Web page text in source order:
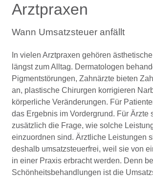
Arztpraxen
Wann Umsatzsteuer anfällt
In vielen Arztpraxen gehören
längst zum Alltag. Dermatologen
Pigmentstörungen, Zahnärzte bieten
an, plastische Chirurgen korrigieren
körperliche Veränderungen. Für
das Ergebnis im Vordergrund. Für Ärzte
zusätzlich die Frage, wie solche
einzuordnen sind. Ärztliche Leistungen
deshalb umsatzsteuerfrei, weil sie von
in einer Praxis erbracht werden. Denn
Schönheitsbehandlungen ist die